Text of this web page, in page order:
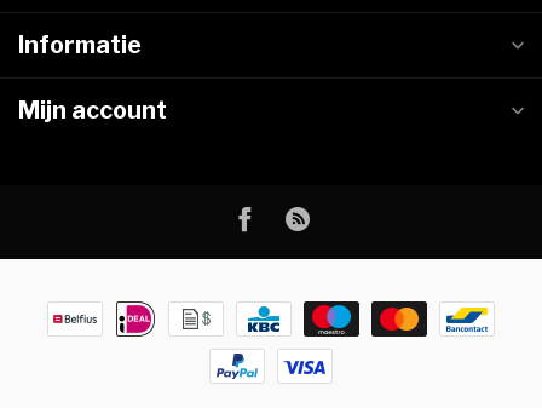
Informatie
Mijn account